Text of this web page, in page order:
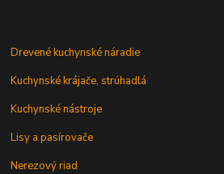
Drevené kuchynské náradie
Kuchynské krájače, strúhadlá
Kuchynské nástroje
Lisy a pasírovače
Nerezový riad